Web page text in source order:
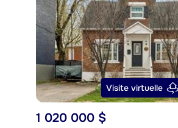
Visite virtuelle
1 020 000 $